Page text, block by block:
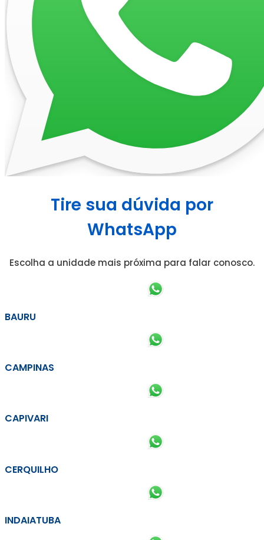
Tire sua dúvida por
WhatsApp
Escolha a unidade mais próxima para falar conosco.
BAURU
CAMPINAS
CAPIVARI
CERQUILHO
INDAIATUBA